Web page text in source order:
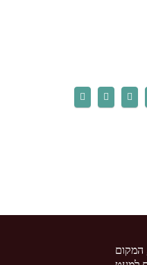
המקום